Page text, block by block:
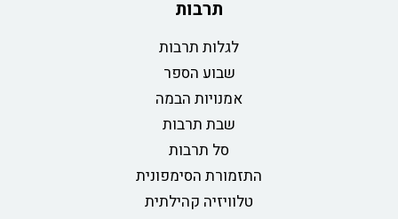
תרבות
לגלות תרבות
שבוע הספר
אמנויות הבמה
שבת תרבות
סל תרבות
התזמורת הסימפונית
טלוויזיה קהילתית